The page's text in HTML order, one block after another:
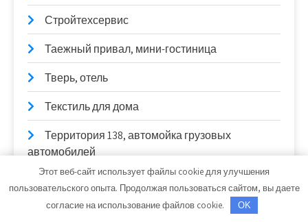
Стройтехсервис
Таежный привал, мини-гостиница
Тверь, отель
Текстиль для дома
Территория 138, автомойка грузовых
автомобилей
Тёщина банька, сауна
Толстяк, банный комплекс
Этот веб-сайт использует файлы cookie для улучшения
пользовательского опыта. Продолжая пользоваться сайтом, вы даете
согласие на использование файлов cookie.
OK